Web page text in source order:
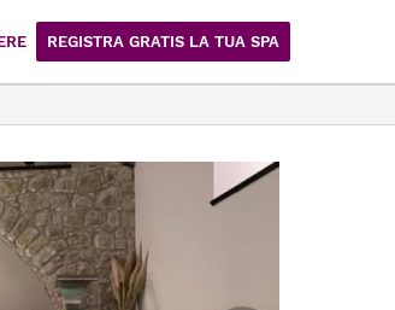
REGISTRA GRATIS LA TUA SPA